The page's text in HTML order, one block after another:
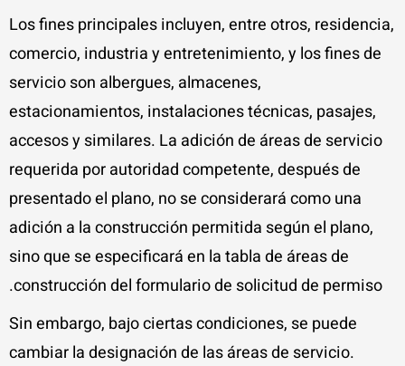
Los fines principales incluyen, entre otros, residencia,
comercio, industria y entretenimiento, y los fines de
servicio son albergues, almacenes,
estacionamientos, instalaciones técnicas, pasajes,
accesos y similares. La adición de áreas de servicio
requerida por autoridad competente, después de
presentado el plano, no se considerará como una
adición a la construcción permitida según el plano,
sino que se especificará en la tabla de áreas de
construcción del formulario de solicitud de permiso.
Sin embargo, bajo ciertas condiciones, se puede
cambiar la designación de las áreas de servicio.